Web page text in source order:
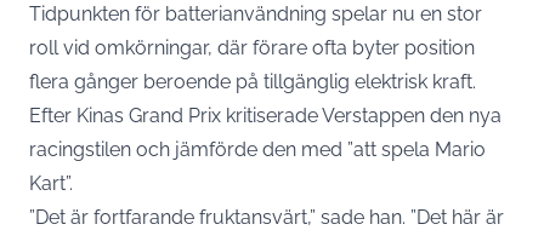
Tidpunkten för batterianvändning spelar nu en stor
roll vid omkörningar, där förare ofta byter position
flera gånger beroende på tillgänglig elektrisk kraft.
Efter Kinas Grand Prix kritiserade Verstappen den nya
racingstilen och jämförde den med ”att spela Mario
Kart”.
”Det är fortfarande fruktansvärt,” sade han. ”Det här är